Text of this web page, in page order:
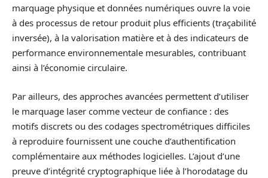
marquage physique et données numériques ouvre la voie
à des processus de retour produit plus efficients (traçabilité
inversée), à la valorisation matière et à des indicateurs de
performance environnementale mesurables, contribuant
ainsi à l’économie circulaire.
Par ailleurs, des approches avancées permettent d’utiliser
le marquage laser comme vecteur de confiance : des
motifs discrets ou des codages spectrométriques difficiles
à reproduire fournissent une couche d’authentification
complémentaire aux méthodes logicielles. L’ajout d’une
preuve d’intégrité cryptographique liée à l’horodatage du